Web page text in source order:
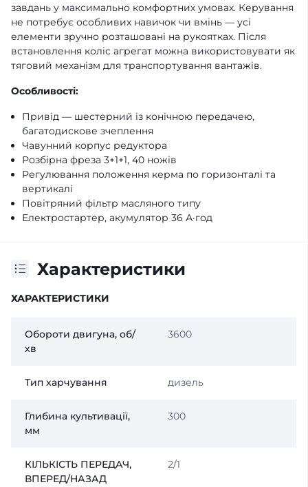
завдань у максимально комфортних умовах. Керування
не потребує особливих навичок чи вмінь — усі
елементи зручно розташовані на рукоятках. Після
встановлення коліс агрегат можна використовувати як
тяговий механізм для транспортування вантажів.
Особливості:
Привід — шестерний із конічною передачею,
багатодискове зчеплення
Чавунний корпус редуктора
Розбірна фреза 3+1+1, 40 ножів
Регулювання положення керма по горизонталі та
вертикалі
Повітряний фільтр масляного типу
Електростартер, акумулятор 36 А·год
Характеристики
ХАРАКТЕРИСТИКИ
Обороти двигуна, об/
хв
3600
Тип харчування дизель
Глибина культивації,
мм
300
КІЛЬКІСТЬ ПЕРЕДАЧ,
ВПЕРЕД/НАЗАД
2/1